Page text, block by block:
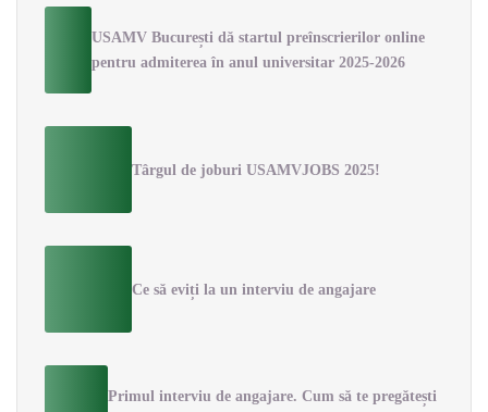
USAMV București dă startul preînscrierilor online
pentru admiterea în anul universitar 2025-2026
Târgul de joburi USAMVJOBS 2025!
Ce să eviți la un interviu de angajare
Primul interviu de angajare. Cum să te pregătești